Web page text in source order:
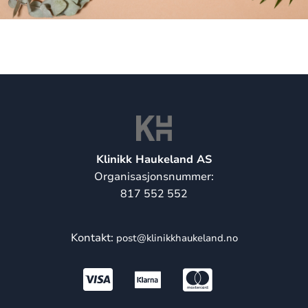
Klinikk Haukeland AS
Organisasjonsnummer:
817 552 552
Kontakt: post@klinikkhaukeland.no